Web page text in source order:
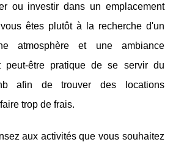
ou investir dans un emplacement
êtes plutôt à la recherche d'un
atmosphère et une ambiance
peut-être pratique de se servir du
afin de trouver des locations
trop de frais.
aux activités que vous souhaitez